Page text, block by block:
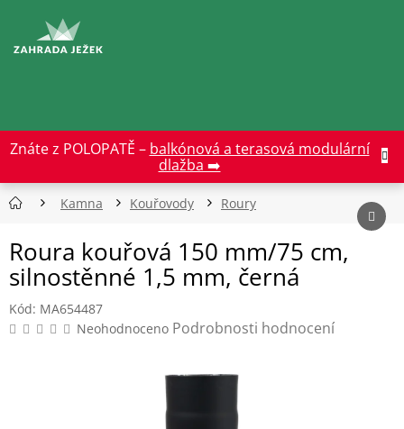
obsah
Znáte z POLOPATĚ – balkónová a terasová modulární
dlažba ➡️
Kamna Kouřovody Roury
Roura kouřová 150 mm/75 cm,
silnostěnné 1,5 mm, černá
Kód: MA654487
Průměrné
hodnocení
Neohodnoceno Podrobnosti hodnocení